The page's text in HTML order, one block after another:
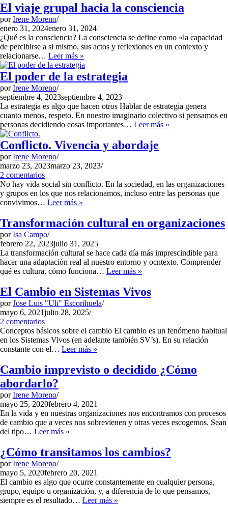
El viaje grupal hacia la consciencia
porIrene Moreno
enero 31, 2024enero 31, 2024
¿Qué es la consciencia? La consciencia se define como «la capacidad
de percibirse a si mismo, sus actos y reflexiones en un contexto y
relacionarse… Leer más »
viaje
grupal
hacia
consciencia
El poder de la estrategia
porIrene Moreno
septiembre 4, 2023septiembre 4, 2023
La estrategia es algo que hacen otros Hablar de estrategia genera
cuanto menos, respeto. En nuestro imaginario colectivo si pensamos en
personas decidiendo cosas importantes… Leer más »
Conflicto. Vivencia y abordaje
porIrene Moreno
marzo 23, 2023marzo 23, 2023
2 comentarios
No hay vida social sin conflicto. En la sociedad, en las organizaciones
y grupos en los que nos relacionamos, incluso entre las personas que
convivimos… Leer más »
y
abordaje
Transformación cultural en organizaciones
porIsa Campo
febrero 22, 2023julio 31, 2025
La transformación cultural se hace cada día más imprescindible para
hacer una adaptación real al nuestro entorno y ocntexto. Comprender
qué es cultura, cómo funciona… Leer más »
en
organizaciones
El Cambio en Sistemas Vivos
porJose Luis "Uli" Escorihuela
mayo 6, 2021julio 28, 2025
2 comentarios
Conceptos básicos sobre el cambio El cambio es un fenómeno habitual
en los Sistemas Vivos (en adelante también SV’s). En su relación
constante con el… Leer más »
en
Sistemas
Cambio imprevisto o decidido ¿Cómo
abordarlo?
porIrene Moreno
mayo 25, 2020febrero 4, 2021
En la vida y en nuestras organizaciones nos encontramos con procesos
de cambio que a veces nos sobrevienen y otras veces escogemos. Sean
del tipo… Leer más »
o
decidido
abordarlo?
¿Cómo transitamos los cambios?
porIrene Moreno
mayo 5, 2020febrero 20, 2021
El cambio es algo que ocurre constantemente en cualquier persona,
grupo, equipo u organización, y, a diferencia de lo que pensamos,
siempre es el resultado… Leer más »